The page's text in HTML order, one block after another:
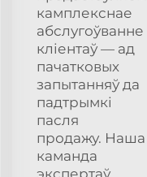
камплекснае
абслугоўванне
кліентаў — ад
пачатковых
запытанняў да
падтрымкі
пасля
продажу. Наша
каманда
экспертаў